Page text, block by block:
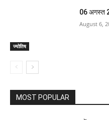
ज्योतिष
06 अगस्त
August 6,
MOST POPULAR